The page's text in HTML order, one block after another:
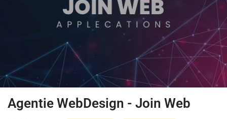
Agentie WebDesign - Join Web